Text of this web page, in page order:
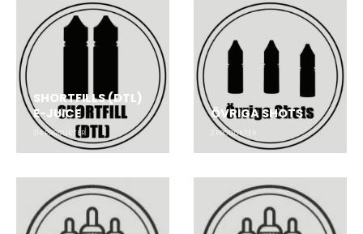
SHORTFILLS (DTL)
E-JUICE
214PRODUKTER
ÖVRIGA SHOTS
PRODUKTER